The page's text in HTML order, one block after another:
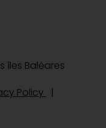
îles Baléares
Policy
|